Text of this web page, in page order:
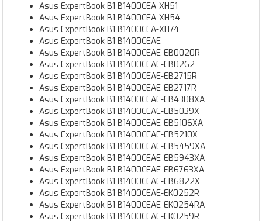
Asus ExpertBook B1 B1400CEA-XH51
Asus ExpertBook B1 B1400CEA-XH54
Asus ExpertBook B1 B1400CEA-XH74
Asus ExpertBook B1 B1400CEAE
Asus ExpertBook B1 B1400CEAE-EB0020R
Asus ExpertBook B1 B1400CEAE-EB0262
Asus ExpertBook B1 B1400CEAE-EB2715R
Asus ExpertBook B1 B1400CEAE-EB2717R
Asus ExpertBook B1 B1400CEAE-EB4308XA
Asus ExpertBook B1 B1400CEAE-EB5039X
Asus ExpertBook B1 B1400CEAE-EB5106XA
Asus ExpertBook B1 B1400CEAE-EB5210X
Asus ExpertBook B1 B1400CEAE-EB5459XA
Asus ExpertBook B1 B1400CEAE-EB5943XA
Asus ExpertBook B1 B1400CEAE-EB6763XA
Asus ExpertBook B1 B1400CEAE-EB6822X
Asus ExpertBook B1 B1400CEAE-EK0252R
Asus ExpertBook B1 B1400CEAE-EK0254RA
Asus ExpertBook B1 B1400CEAE-EK0259R